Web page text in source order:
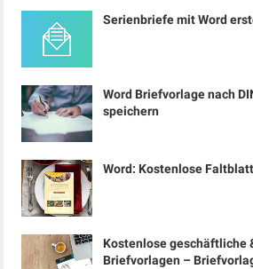
Serienbriefe mit Word
Word Briefvorlage nach
speichern
Word: Kostenlose
Kostenlose geschäftliche
Briefvorlagen –